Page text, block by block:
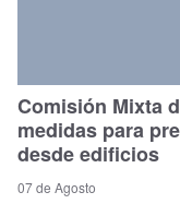
Comisión Mixta
medidas para
desde edificios
07 de Agosto